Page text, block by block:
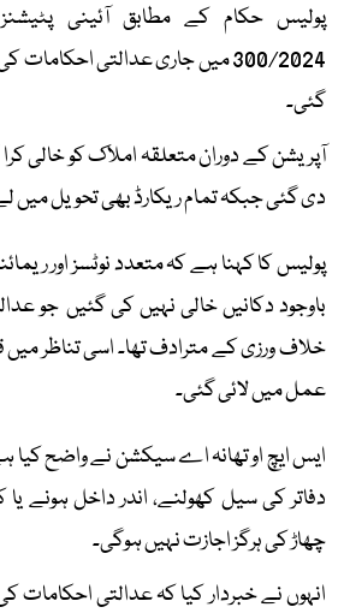
300/2024 میں جاری عدالتی
گئی۔
آپریشن کے دوران متعلقہ املاک کو خالی
دی گئی جبکہ تمام ریکارڈ بھی تحویل میں لے
پولیس کا کہنا ہے کہ متعدد نوٹسز اور
باوجود دکانیں خالی نہیں کی گئیں جو
خلاف ورزی کے مترادف تھا۔ اسی تناظر میں
عمل میں لائی گئی۔
ایس ایچ او تھانہ اے سیکشن نے واضح کیا
دفاتر کی سیل کھولنے، اندر داخل ہونے
چھاڑ کی ہرگز اجازت نہیں ہوگی۔
انہوں نے خبردار کیا کہ عدالتی